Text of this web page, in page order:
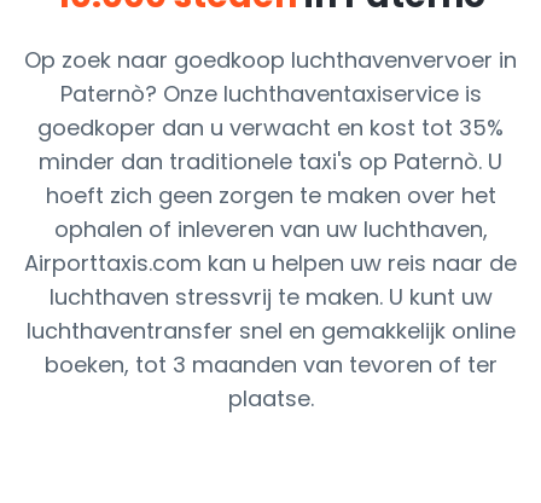
Op zoek naar goedkoop luchthavenvervoer in
Paternò? Onze luchthaventaxiservice is
goedkoper dan u verwacht en kost tot 35%
minder dan traditionele taxi's op Paternò. U
hoeft zich geen zorgen te maken over het
ophalen of inleveren van uw luchthaven,
Airporttaxis.com kan u helpen uw reis naar de
luchthaven stressvrij te maken. U kunt uw
luchthaventransfer snel en gemakkelijk online
boeken, tot 3 maanden van tevoren of ter
plaatse.